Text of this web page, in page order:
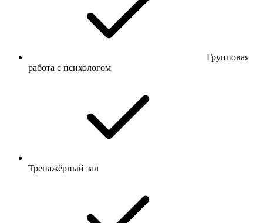
Групповая
работа с психологом
Тренажёрный зал